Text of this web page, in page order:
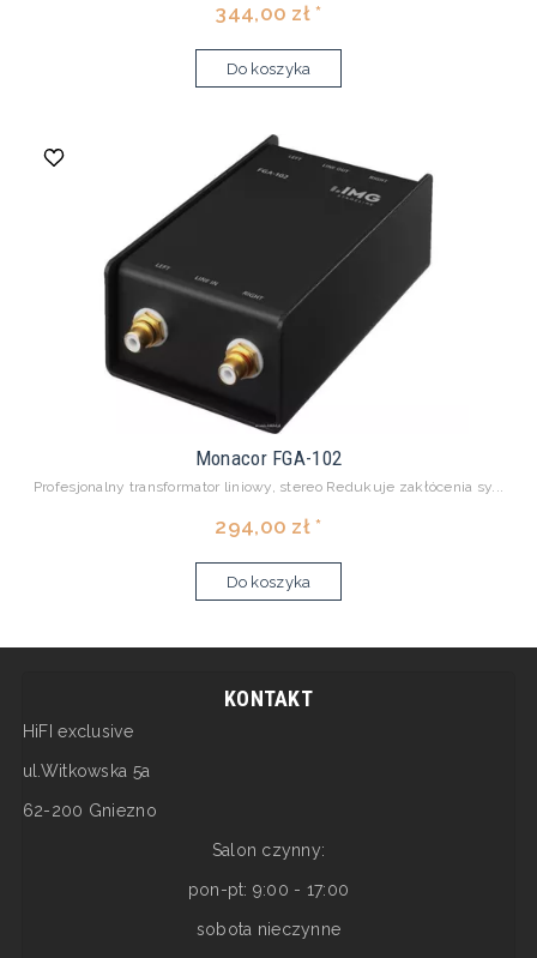
344,00 zł *
Do koszyka
Monacor FGA-102
Profesjonalny transformator liniowy, stereo Redukuje zakłócenia sy...
294,00 zł *
Do koszyka
KONTAKT
HiFI exclusive
ul.Witkowska 5a
62-200 Gniezno
Salon czynny:
pon-pt: 9:00 - 17:00
sobota nieczynne